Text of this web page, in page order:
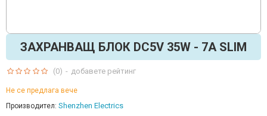
ЗАХРАНВАЩ БЛОК DC5V 35W - 7A SLIM
Не се предлага вече
Производител: Shenzhen Electrics
(0) - добавете рейтинг